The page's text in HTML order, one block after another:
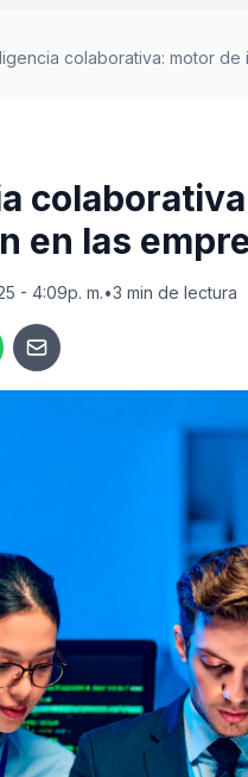
colaborativa: motor de
en las
- 4:09p. m.•3 min de lectura